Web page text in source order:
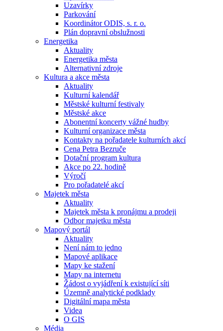
Uzavírky
Parkování
Koordinátor ODIS, s. r. o.
Plán dopravní obslužnosti
Energetika
Aktuality
Energetika města
Alternativní zdroje
Kultura a akce města
Aktuality
Kulturní kalendář
Městské kulturní festivaly
Městské akce
Abonentní koncerty vážné hudby
Kulturní organizace města
Kontakty na pořadatele kulturních akcí
Cena Petra Bezruče
Dotační program kultura
Akce po 22. hodině
Výročí
Pro pořadatelé akcí
Majetek města
Aktuality
Majetek města k pronájmu a prodeji
Odbor majetku města
Mapový portál
Aktuality
Není nám to jedno
Mapové aplikace
Mapy ke stažení
Mapy na internetu
Žádost o vyjádření k existující síti
Územně analytické podklady
Digitální mapa města
Videa
O GIS
Média